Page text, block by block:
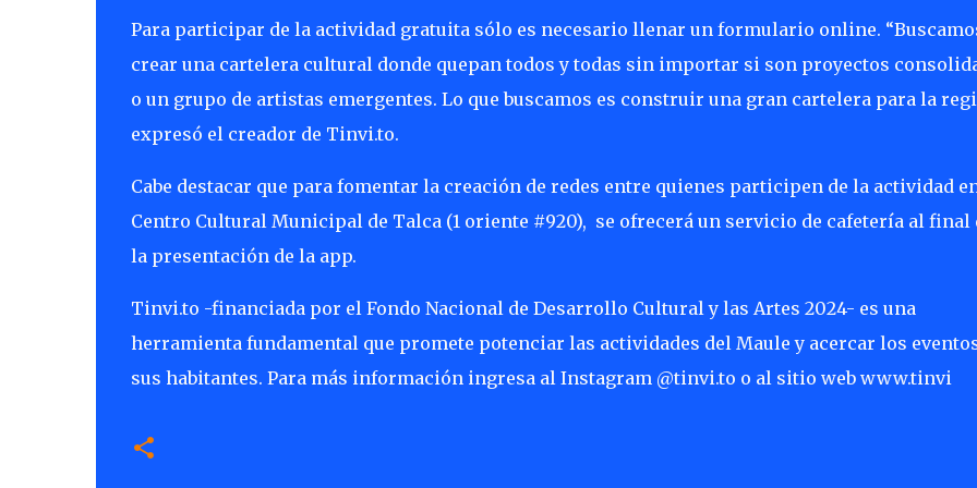
Para participar de la actividad gratuita sólo es necesario llenar un formulario online.
crear una cartelera cultural donde quepan todos y todas sin importar si son proyectos
o un grupo de artistas emergentes. Lo que buscamos es construir una gran cartelera para la
expresó el creador de Tinvi.to.
Cabe destacar que para fomentar la creación de redes entre quienes participen de la actividad
Centro Cultural Municipal de Talca (1 oriente #920), se ofrecerá un servicio de cafetería al final
la presentación de la app.
Tinvi.to -financiada por el Fondo Nacional de Desarrollo Cultural y las Artes 2024- es una
herramienta fundamental que promete potenciar las actividades del Maule y acercar los
sus habitantes. Para más información ingresa al Instagram @tinvi.to o al sitio web www.tinvi